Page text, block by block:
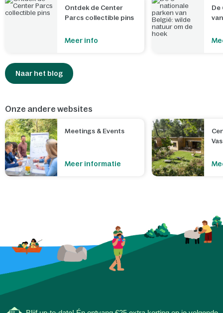
Ontdek de Center
Parcs collectible pins
Meer info
De
Naar het blog
Onze andere websites
Meetings & Events
Meer informatie